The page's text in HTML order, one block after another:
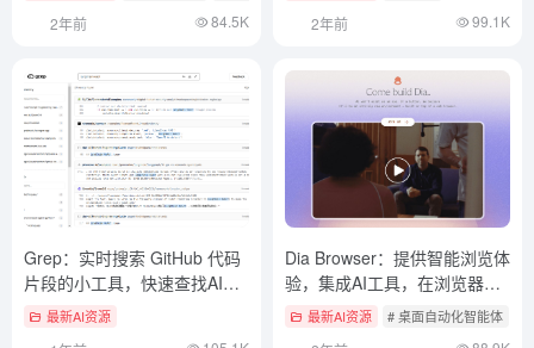
2年前 84.5K 2年前 99.1K
Grep：实时搜索 GitHub 代码
片段的小工具，快速查找AI代
码 最新AI资源
Dia Browser：提供智能浏览体
验，集成AI工具，在浏览器中
自动化处理任务（未上线）
最新AI资源 # 桌面自动化智能体